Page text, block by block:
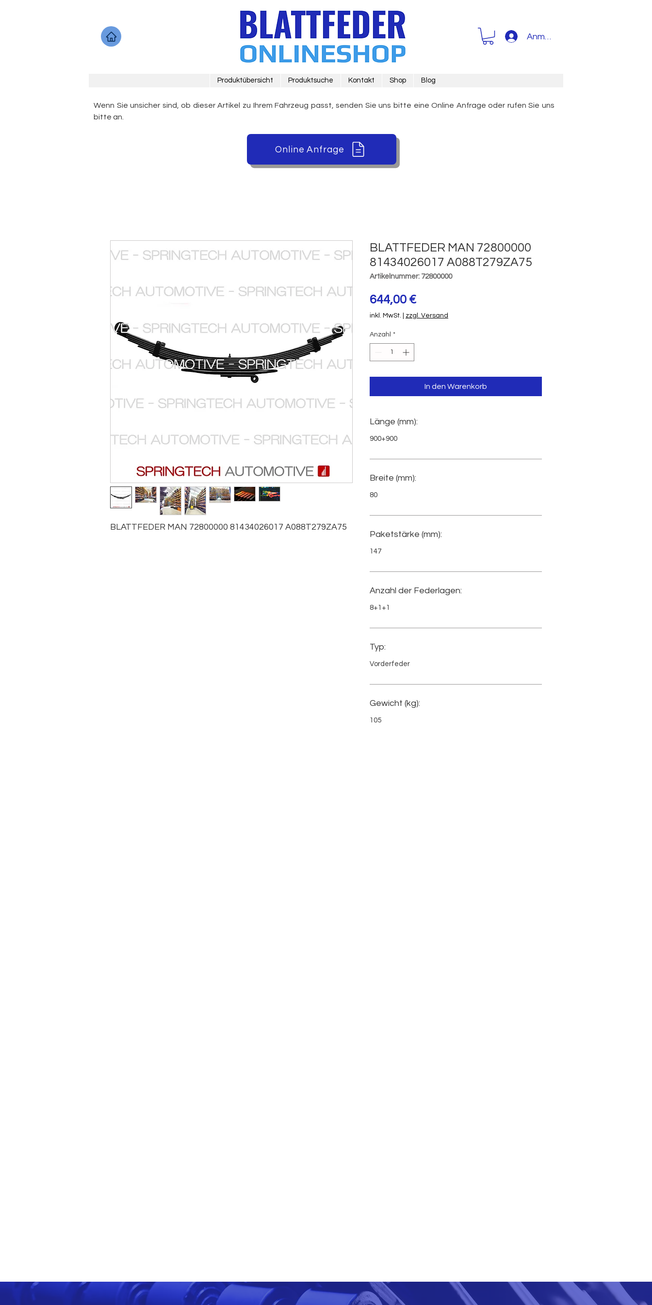
Anmelden
Produktübersicht Produktsuche Kontakt Shop Blog
Wenn Sie unsicher sind, ob dieser Artikel zu Ihrem Fahrzeug passt, senden Sie uns bitte eine Online Anfrage oder rufen Sie uns
bitte an.
Online Anfrage
BLATTFEDER MAN 72800000 81434026017 A088T279ZA75
BLATTFEDER MAN 72800000
81434026017 A088T279ZA75
Artikelnummer: 72800000
644,00 €Preis
inkl. MwSt. zzgl. Versand
Anzahl *
In den Warenkorb
Länge (mm):
900+900
Breite (mm):
80
Paketstärke (mm):
147
Anzahl der Federlagen:
8+1+1
Typ:
Vorderfeder
Gewicht (kg):
105